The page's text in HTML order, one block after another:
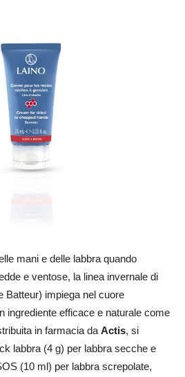
mani e delle labbra quando
e ventose, la linea invernale di
Batteur) impiega nel cuore
ingrediente efficace e naturale come
in farmacia da Actis, si
labbra (4 g) per labbra secche e
(10 ml) per labbra screpolate,